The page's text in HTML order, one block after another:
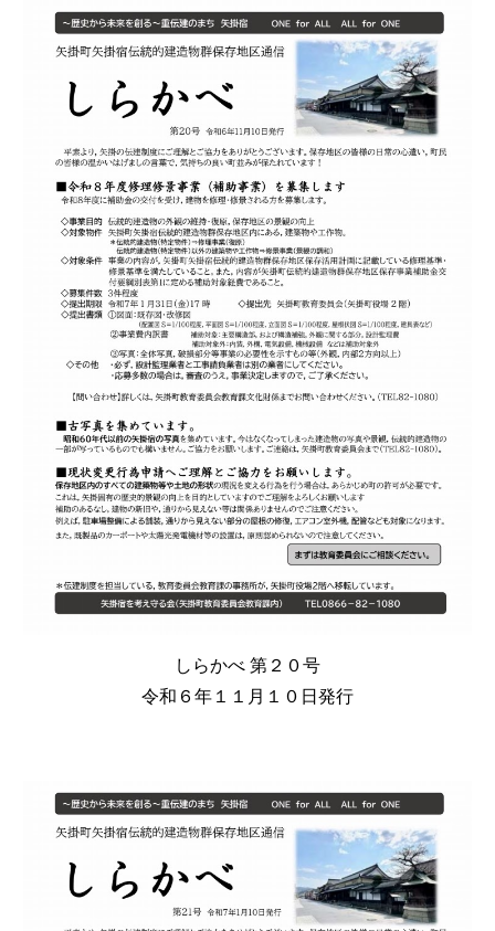
しらかべ 第 ２０号
令和６年 １１ 月１０日発行